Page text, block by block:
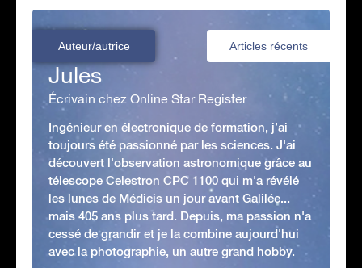
Auteur/autrice Articles récents
Jules
Écrivain chez Online Star Register
Ingénieur en électronique de formation, j’ai
toujours été passionné par les sciences. J'ai
découvert l'observation astronomique grâce au
télescope Celestron CPC 1100 qui m'a révélé
les lunes de Médicis un jour avant Galilée...
mais 405 ans plus tard. Depuis, ma passion n'a
cessé de grandir et je la combine aujourd'hui
avec la photographie, un autre grand hobby.